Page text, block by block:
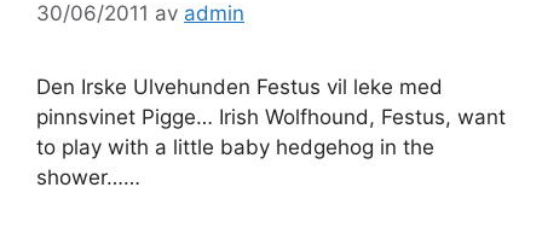
30/06/2011 av admin
Den Irske Ulvehunden Festus vil leke med
pinnsvinet Pigge… Irish Wolfhound, Festus, want
to play with a little baby hedgehog in the
shower……